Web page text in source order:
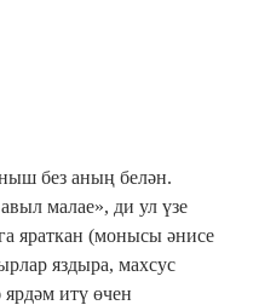
без аның белән.
малае», ди ул үзе
яраткан (монысы әнисе
яздыра, махсус
ярдәм итү өчен